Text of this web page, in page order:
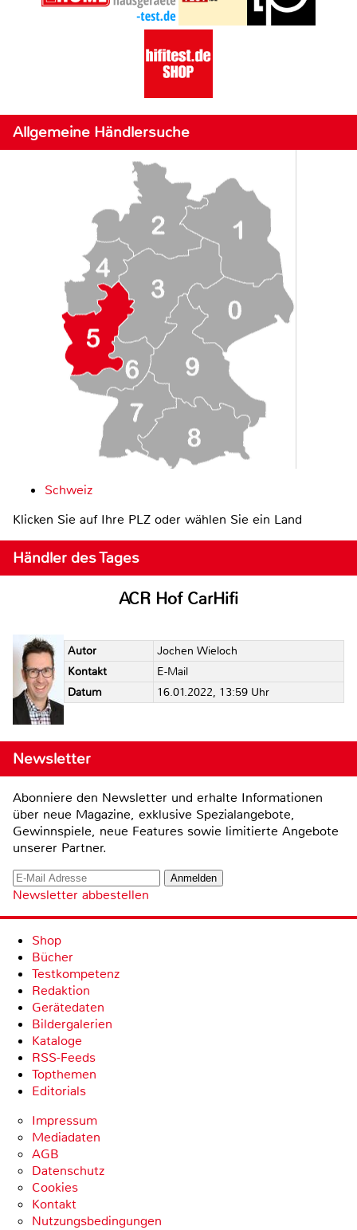
Allgemeine Händlersuche
Schweiz
Klicken Sie auf Ihre PLZ oder wählen Sie ein Land
Händler des Tages
ACR Hof CarHifi
Autor
Jochen Wieloch
Kontakt
E-Mail
Datum
16.01.2022, 13:59 Uhr
Newsletter
Abonniere den Newsletter und erhalte Informationen
über neue Magazine, exklusive Spezialangebote,
Gewinnspiele, neue Features sowie limitierte Angebote
unserer Partner.
Newsletter abbestellen
Shop
Bücher
Testkompetenz
Redaktion
Gerätedaten
Bildergalerien
Kataloge
RSS-Feeds
Topthemen
Editorials
Impressum
Mediadaten
AGB
Datenschutz
Cookies
Kontakt
Nutzungsbedingungen